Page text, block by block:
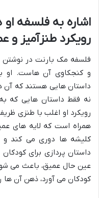
اشاره به فلسفه
رویکرد طنزآمیز
فلسفه مک بارنت در نوشتن
و کنجکاوی آن هاست. او
داستان هایی هستند که آن
نه فقط داستان هایی که
رویکرد او اغلب با طنزی
همراه است که لایه های
کلیشه ها دوری می کند و
داستان پردازی برای
عین حال عمیق، باعث می
کودکان می آورد، ذهن آن ها